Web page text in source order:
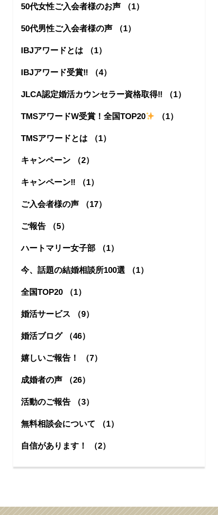
50代女性ご入会者様のお声 （1）
50代男性ご入会者様の声 （1）
IBJアワードとは （1）
IBJアワード受賞‼︎ （4）
JLCA認定婚活カウンセラー資格取得‼︎ （1）
TMSアワードW受賞！全国TOP20 （1）
TMSアワードとは （1）
キャンペーン （2）
キャンペーン‼︎ （1）
ご入会者様の声 （17）
ご報告 （5）
ハートマリー女子部 （1）
今、話題の結婚相談所100選 （1）
全国TOP20 （1）
婚活サービス （9）
婚活ブログ （46）
嬉しいご報告！ （7）
成婚者の声 （26）
活動のご報告 （3）
無料相談会について （1）
自信があります！ （2）